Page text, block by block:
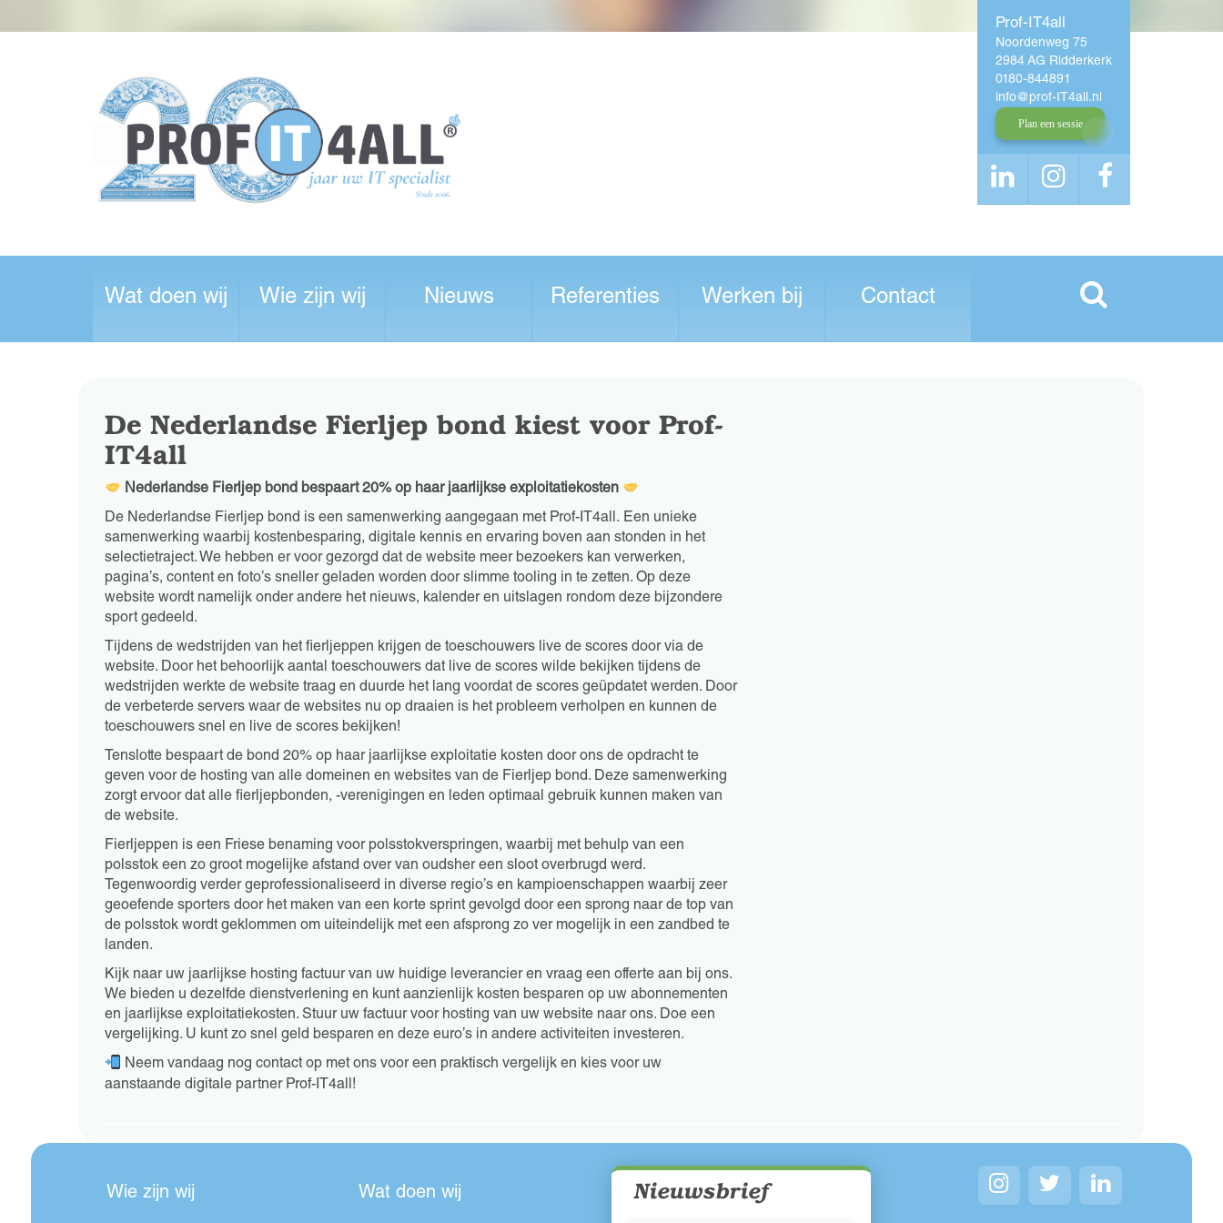
Prof-IT4all
Noordenweg 75
2984 AG Ridderkerk
0180-844891
info
prof-IT4all nl
Plan een sessie
Wat doen wij Wie zijn wij Nieuws Referenties Werken bij Contact
De Nederlandse Fierljep bond kiest voor Prof-
IT4all
Nederlandse Fierljep bond bespaart 20% op haar jaarlijkse exploitatiekosten
De Nederlandse Fierljep bond is een samenwerking aangegaan met Prof-IT4all. Een unieke
samenwerking waarbij kostenbesparing, digitale kennis en ervaring boven aan stonden in het
selectietraject. We hebben er voor gezorgd dat de website meer bezoekers kan verwerken,
pagina’s, content en foto’s sneller geladen worden door slimme tooling in te zetten. Op deze
website wordt namelijk onder andere het nieuws, kalender en uitslagen rondom deze bijzondere
sport gedeeld.
Tijdens de wedstrijden van het fierljeppen krijgen de toeschouwers live de scores door via de
website. Door het behoorlijk aantal toeschouwers dat live de scores wilde bekijken tijdens de
wedstrijden werkte de website traag en duurde het lang voordat de scores geüpdatet werden. Door
de verbeterde servers waar de websites nu op draaien is het probleem verholpen en kunnen de
toeschouwers snel en live de scores bekijken!
Tenslotte bespaart de bond 20% op haar jaarlijkse exploitatie kosten door ons de opdracht te
geven voor de hosting van alle domeinen en websites van de Fierljep bond. Deze samenwerking
zorgt ervoor dat alle fierljepbonden, -verenigingen en leden optimaal gebruik kunnen maken van
de website.
Fierljeppen is een Friese benaming voor polsstokverspringen, waarbij met behulp van een
polsstok een zo groot mogelijke afstand over van oudsher een sloot overbrugd werd.
Tegenwoordig verder geprofessionaliseerd in diverse regio’s en kampioenschappen waarbij zeer
geoefende sporters door het maken van een korte sprint gevolgd door een sprong naar de top van
de polsstok wordt geklommen om uiteindelijk met een afsprong zo ver mogelijk in een zandbed te
landen.
Kijk naar uw jaarlijkse hosting factuur van uw huidige leverancier en vraag een offerte aan bij ons.
We bieden u dezelfde dienstverlening en kunt aanzienlijk kosten besparen op uw abonnementen
en jaarlijkse exploitatiekosten. Stuur uw factuur voor hosting van uw website naar ons. Doe een
vergelijking. U kunt zo snel geld besparen en deze euro’s in andere activiteiten investeren.
Neem vandaag nog contact op met ons voor een praktisch vergelijk en kies voor uw
aanstaande digitale partner Prof-IT4all!
Wie zijn wij Wat doen wij Nieuwsbrief